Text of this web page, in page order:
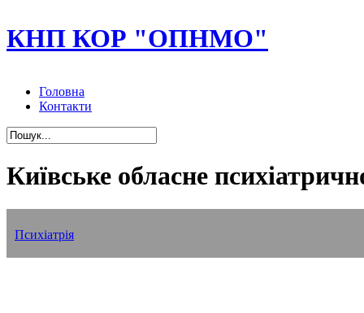
КНП КОР "ОПНМО"
Головна
Контакти
Київське обласне
Психіатрія
Наркологія
Нейрохірургія
Реабілітація
Геронтологічне відділення